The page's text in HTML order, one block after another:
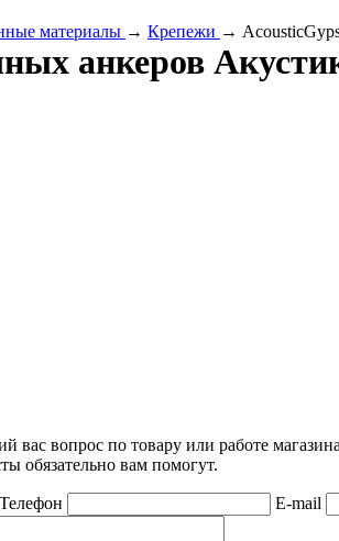
материалы → Крепежи →
анкеров
вопрос по товару или работе
обязательно вам помогут.
Телефон E-mail